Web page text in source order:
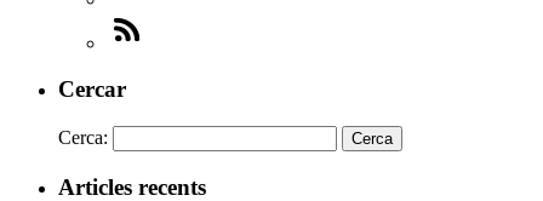
Cercar
Cerca:
Articles recents